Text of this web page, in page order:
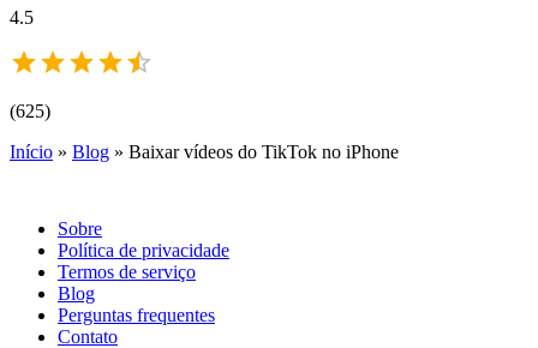
4.5
(625)
Início » Blog » Baixar vídeos do TikTok no iPhone
Sobre
Política de privacidade
Termos de serviço
Blog
Perguntas frequentes
Contato